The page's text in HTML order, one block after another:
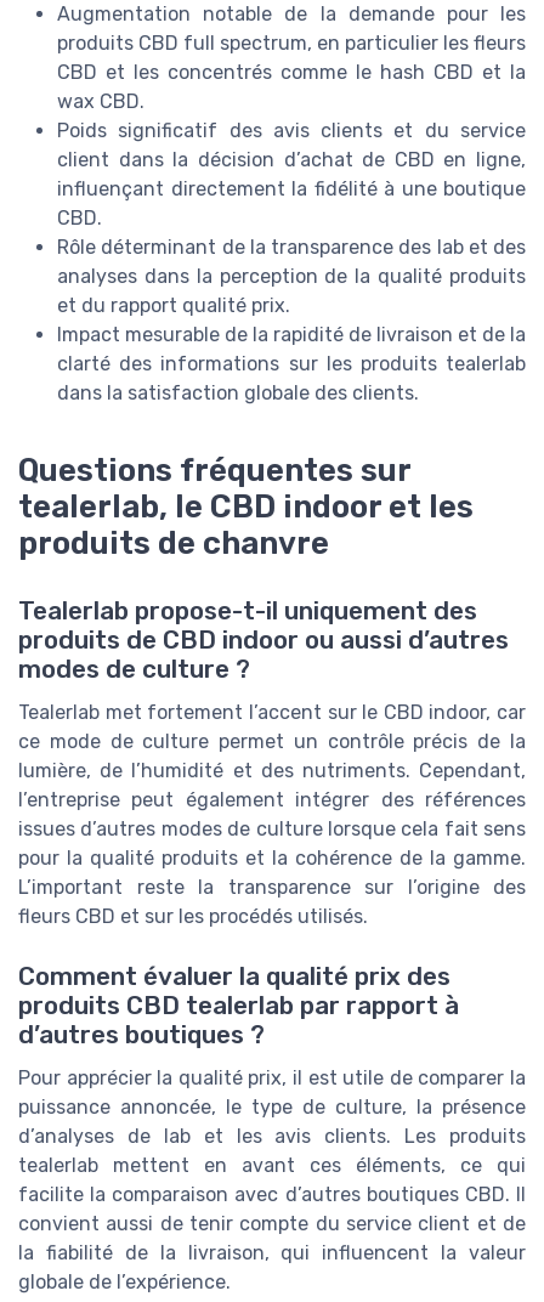
Augmentation notable de la demande pour les
produits CBD full spectrum, en particulier les fleurs
CBD et les concentrés comme le hash CBD et la
wax CBD.
Poids significatif des avis clients et du service
client dans la décision d’achat de CBD en ligne,
influençant directement la fidélité à une boutique
CBD.
Rôle déterminant de la transparence des lab et des
analyses dans la perception de la qualité produits
et du rapport qualité prix.
Impact mesurable de la rapidité de livraison et de la
clarté des informations sur les produits tealerlab
dans la satisfaction globale des clients.
Questions fréquentes sur
tealerlab, le CBD indoor et les
produits de chanvre
Tealerlab propose-t-il uniquement des
produits de CBD indoor ou aussi d’autres
modes de culture ?
Tealerlab met fortement l’accent sur le CBD indoor, car
ce mode de culture permet un contrôle précis de la
lumière, de l’humidité et des nutriments. Cependant,
l’entreprise peut également intégrer des références
issues d’autres modes de culture lorsque cela fait sens
pour la qualité produits et la cohérence de la gamme.
L’important reste la transparence sur l’origine des
fleurs CBD et sur les procédés utilisés.
Comment évaluer la qualité prix des
produits CBD tealerlab par rapport à
d’autres boutiques ?
Pour apprécier la qualité prix, il est utile de comparer la
puissance annoncée, le type de culture, la présence
d’analyses de lab et les avis clients. Les produits
tealerlab mettent en avant ces éléments, ce qui
facilite la comparaison avec d’autres boutiques CBD. Il
convient aussi de tenir compte du service client et de
la fiabilité de la livraison, qui influencent la valeur
globale de l’expérience.